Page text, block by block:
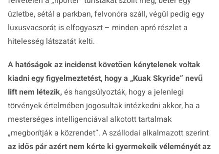
üzletbe, sétál a parkban, felvonóra száll, végül pedig egy
luxusvacsorát is elfogyaszt – minden apró részlet a
hitelesség látszatát kelti.
A hatóságok az incidenst követően kénytelenek voltak
kiadni egy figyelmeztetést, hogy a „Kuak Skyride” nevű
lift nem létezik, és hangsúlyozták, hogy a jelenlegi
törvények értelmében jogosultak intézkedni akkor, ha a
mesterséges intelligenciával alkotott tartalmak
„megborítják a közrendet”. A szállodai alkalmazott szerint
az idős pár azért nem kérte ki gyermekeik véleményét az